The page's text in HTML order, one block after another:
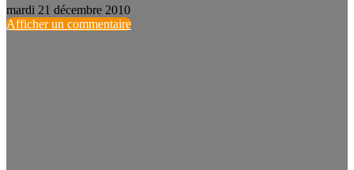
mardi 21 décembre 2010
Afficher un commentaire